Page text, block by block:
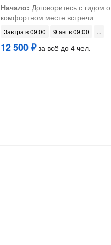
Начало: Договоритесь с гидом о
комфортном месте встречи
Завтра в 09:00 9 авг в 09:00
12 500 ₽за всё до 4 чел.